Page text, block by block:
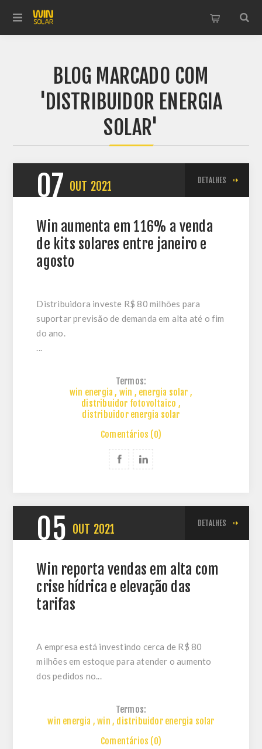
BLOG MARCADO COM
'DISTRIBUIDOR ENERGIA
SOLAR'
07 OUT 2021 DETALHES
Win aumenta em 116% a venda
de kits solares entre janeiro e
agosto
Distribuidora investe R$ 80 milhões para
suportar previsão de demanda em alta até o fim
do ano.
...
Termos:
win energia , win , energia solar ,
distribuidor fotovoltaico ,
distribuidor energia solar
Comentários (0)
05 OUT 2021 DETALHES
Win reporta vendas em alta com
crise hídrica e elevação das
tarifas
A empresa está investindo cerca de R$ 80
milhões em estoque para atender o aumento
dos pedidos no...
Termos:
win energia , win , distribuidor energia solar
Comentários (0)